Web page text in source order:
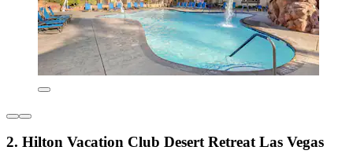
2. Hilton Vacation Club Desert Retreat Las Vegas